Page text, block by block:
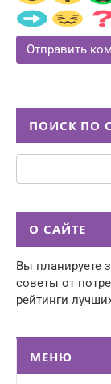
ПОИСК ПО
О САЙТЕ
Вы планируете
советы от
рейтинги
МЕНЮ